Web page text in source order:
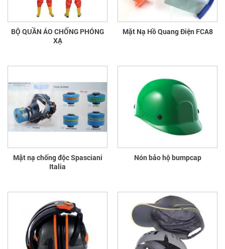
BỘ QUẦN ÁO CHỐNG PHÓNG
XẠ
Mặt Nạ Hồ Quang Điện FCA8
Mặt nạ chống độc Spasciani
Italia
Nón bảo hộ bumpcap